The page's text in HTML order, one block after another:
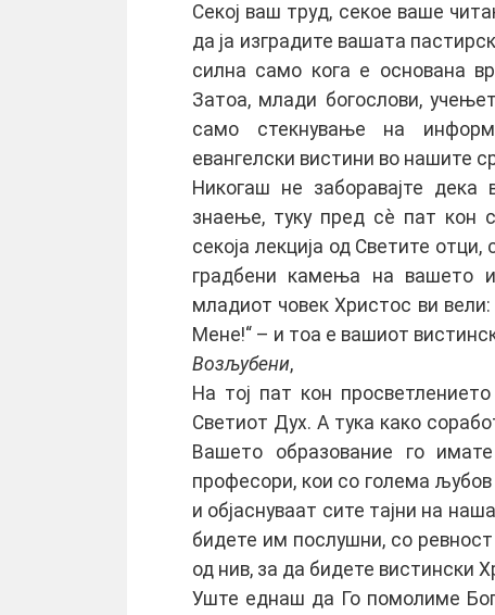
Секој ваш труд, секое ваше
да ја изградите вашата
силна само кога е основана
Затоа, млади богослови,
само стекнување на
евангелски вистини во нашите
Никогаш не заборавајте
знаење, туку пред сè пат кон
секоја лекција од Светите
градбени камења на вашето
младиот човек Христос ви
Мене!“ – и тоа е вашиот
Возљубени,
На тој пат кон
Светиот Дух. А тука како
Вашето образование го
професори, кои со голема
и објаснуваат сите тајни на
бидете им послушни, со
од нив, за да бидете вистински
Уште еднаш да Го помолиме